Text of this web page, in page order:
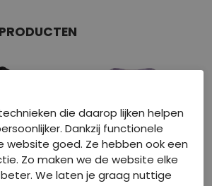
die daarop lijken helpen
Dankzij functionele
website goed. Ze hebben ook een
Zo maken we de website elke
We laten je graag nuttige